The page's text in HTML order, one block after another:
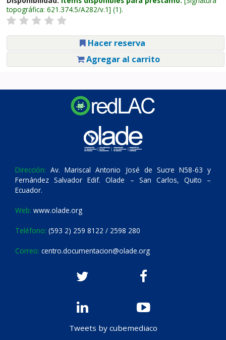
topográfica: 621.374.5/A282/v.1 (1).
Hacer reserva
Agregar al carrito
Dirección: Av. Mariscal Antonio José de Sucre N58-63 y
Fernández Salvador Edif. Olade – San Carlos, Quito –
Ecuador.
Web: www.olade.org
Teléfono: (593 2) 259 8122 / 2598 280
Correo: centro.documentacion@olade.org
Tweets by cubemediaco